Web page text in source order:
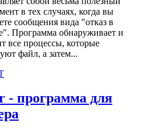
в тех случаях, когда вы
сообщения вида "отказ в
Программа обнаруживает и
все процессы, которые
файл, а затем...
- программа для